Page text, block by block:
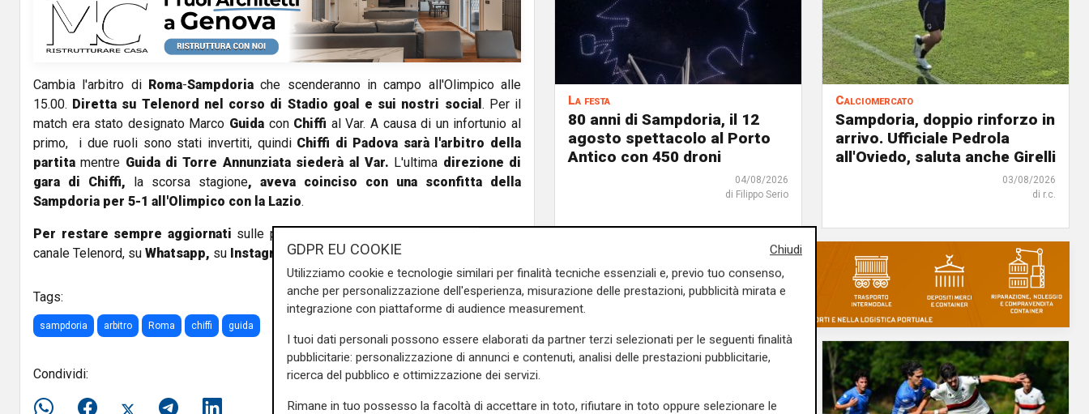
Cambia l'arbitro di Roma-Sampdoria che scenderanno in campo all'Olimpico alle
15.00. Diretta su Telenord nel corso di Stadio goal e sui nostri social . Per il
match era stato designato Marco Guida con Chiffi al Var. A causa di un infortunio al
primo, i due ruoli sono stati invertiti, quindi Chiffi di Padova sarà l'arbitro della
partita mentre Guida di Torre Annunziata siederà al Var. L'ultima direzione di
gara di Chiffi,
la scorsa stagione, aveva coinciso con una sconfitta della
Sampdoria per 5-1 all'Olimpico con la Lazio.
Per restare sempre aggiornati sulle principali notizie sulla Liguria seguiteci sul
canale Telenord, su Whatsapp, su Instagram,suYoutubee suFacebook
Tags:
sampdoria arbitro Roma chiffi guida
Condividi:
La festa
80 anni di Sampdoria, il 12
agosto spettacolo al Porto
Antico con 450 droni
04/08/2026
di Filippo Serio
Calciomercato
Sampdoria, doppio rinforzo in
arrivo. Ufficiale Pedrola
all'Oviedo, saluta anche Girelli
03/08/2026
di r.c.
Chiudi
GDPR EU COOKIE
Utilizziamo cookie e tecnologie similari per finalità tecniche essenziali e, previo tuo consenso,
anche per personalizzazione dell'esperienza, misurazione delle prestazioni, pubblicità mirata e
integrazione con piattaforme di audience measurement.
I tuoi dati personali possono essere elaborati da partner terzi selezionati per le seguenti finalità
pubblicitarie: personalizzazione di annunci e contenuti, analisi delle prestazioni pubblicitarie,
ricerca del pubblico e ottimizzazione dei servizi.
Rimane in tuo possesso la facoltà di accettare in toto, rifiutare in toto oppure selezionare le